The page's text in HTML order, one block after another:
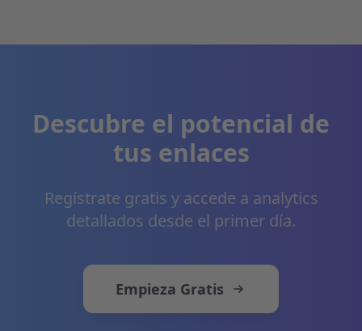
Descubre el potencial de
tus enlaces
Regístrate gratis y accede a analytics
detallados desde el primer día.
Empieza Gratis